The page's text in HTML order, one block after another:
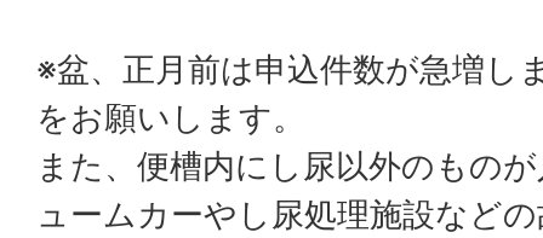
※盆、正月前は申込件数が急増し
をお願いします。
また、便槽内にし尿以外のもの
ュームカーやし尿処理施設など